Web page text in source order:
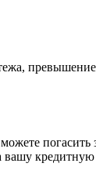
вашу